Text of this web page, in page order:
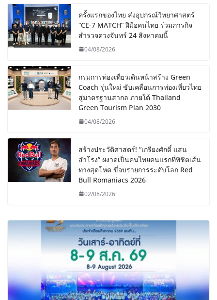
ครั้งแรกของไทย ส่งอุปกรณ์วิทยาศาสตร์
“CE-7 MATCH” ฝีมือคนไทย ร่วมภารกิจ
สำรวจดวงจันทร์ 24 สิงหาคมนี้
04/08/2026
กรมการท่องเที่ยวเดินหน้าสร้าง Green
Coach รุ่นใหม่ ขับเคลื่อนการท่องเที่ยวไทย
สู่มาตรฐานสากล ภายใต้ Thailand
Green Tourism Plan 2030
04/08/2026
สร้างประวัติศาสตร์! “เกรียงศักดิ์ แสน
สำโรง” ผงาดเป็นคนไทยคนแรกที่พิชิตเส้น
ทางสุดโหด ขี่จบรายการระดับโลก Red
Bull Romaniacs 2026
02/08/2026